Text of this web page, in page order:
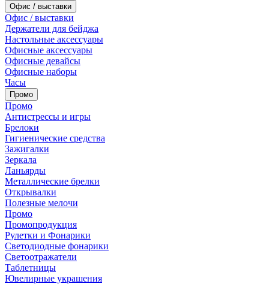
Офис / выставки
Офис / выставки
Держатели для бейджа
Настольные аксессуары
Офисные аксессуары
Офисные девайсы
Офисные наборы
Часы
Промо
Промо
Антистрессы и игры
Брелоки
Гигиенические средства
Зажигалки
Зеркала
Ланьярды
Металлические брелки
Открывалки
Полезные мелочи
Промо
Промопродукция
Рулетки и Фонарики
Светодиодные фонарики
Светоотражатели
Таблетницы
Ювелирные украшения